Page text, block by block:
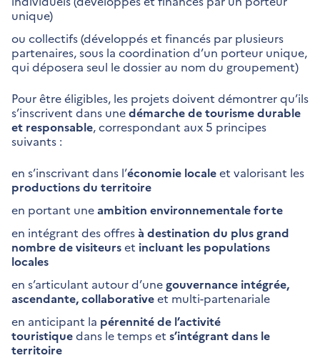
unique)
ou collectifs (développés et financés par plusieurs
partenaires, sous la coordination d’un porteur unique,
qui déposera seul le dossier au nom du groupement)
Pour être éligibles, les projets doivent démontrer qu’ils
s’inscrivent dans unedémarche de tourisme durable
et responsable, correspondant aux 5 principes
suivants :
en s’inscrivant dans l’économie localeet valorisant les
productions du territoire
en portant uneambition environnementale forte
en intégrant des offresà destination du plus grand
nombre de visiteurset incluant les populations
locales
en s’articulant autour d’une gouvernance intégrée,
ascendante, collaborativeet multi-partenariale
en anticipant la pérennité de l’activité
touristiquedans le temps et s’intégrant dans le
territoire